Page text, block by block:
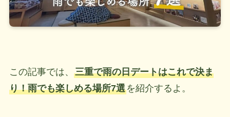
この記事では、 三重で雨の日デートはこれで決ま
り！雨でも楽しめる場所7選を紹介するよ。